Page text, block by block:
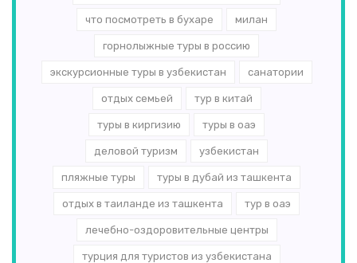
что посмотреть в бухаре милан
горнолыжные туры в россию
экскурсионные туры в узбекистан санатории
отдых семьей тур в китай
туры в киргизию туры в оаэ
деловой туризм узбекистан
пляжные туры туры в дубай из ташкента
отдых в таиланде из ташкента тур в оаэ
лечебно-оздоровительные центры
турция для туристов из узбекистана